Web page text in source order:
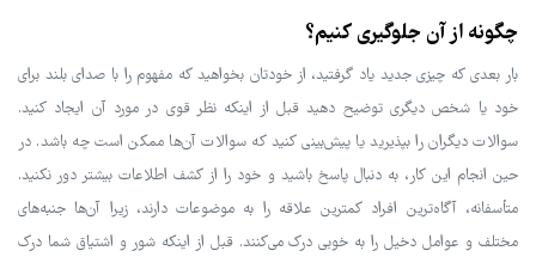
چگونه از آن جلوگیری کنیم؟
بار بعدی که چیزی جدید یاد گرفتید، از خودتان بخواهید که مفهوم را با صدای بلند برای
خود یا شخص دیگری توضیح دهید قبل از اینکه نظر قوی در مورد آن ایجاد کنید.
سوالات دیگران را بپذیرید یا پیش‌بینی کنید که سوالات آن‌ها ممکن است چه باشد. در
حین انجام این کار، به دنبال پاسخ باشید و خود را از کشف اطلاعات بیشتر دور نکنید.
متأسفانه، آگاه‌ترین افراد کمترین علاقه را به موضوعات دارند، زیرا آن‌ها جنبه‌های
مختلف و عوامل دخیل را به خوبی درک می‌کنند. قبل از اینکه شور و اشتیاق شما درک